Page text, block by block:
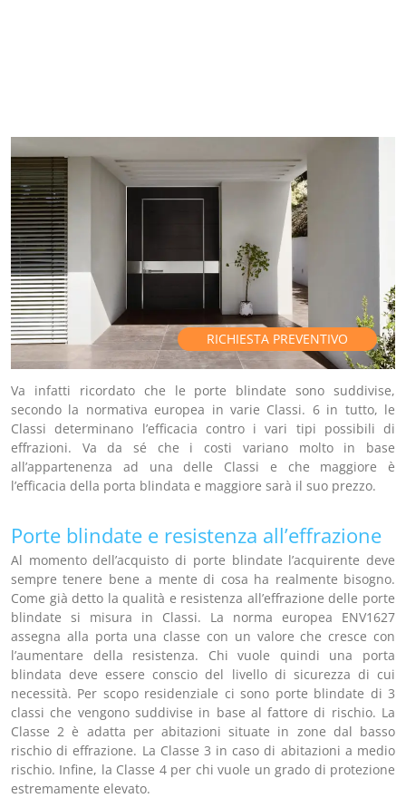
RICHIESTA PREVENTIVO
Va infatti ricordato che le porte blindate sono suddivise,
secondo la normativa europea in varie Classi. 6 in tutto, le
Classi determinano l’efficacia contro i vari tipi possibili di
effrazioni. Va da sé che i costi variano molto in base
all’appartenenza ad una delle Classi e che maggiore è
l’efficacia della porta blindata e maggiore sarà il suo prezzo.
Porte blindate e resistenza all’effrazione
Al momento dell’acquisto di porte blindate l’acquirente deve
sempre tenere bene a mente di cosa ha realmente bisogno.
Come già detto la qualità e resistenza all’effrazione delle porte
blindate si misura in Classi. La norma europea ENV1627
assegna alla porta una classe con un valore che cresce con
l’aumentare della resistenza. Chi vuole quindi una porta
blindata deve essere conscio del livello di sicurezza di cui
necessità. Per scopo residenziale ci sono porte blindate di 3
classi che vengono suddivise in base al fattore di rischio. La
Classe 2 è adatta per abitazioni situate in zone dal basso
rischio di effrazione. La Classe 3 in caso di abitazioni a medio
rischio. Infine, la Classe 4 per chi vuole un grado di protezione
estremamente elevato.